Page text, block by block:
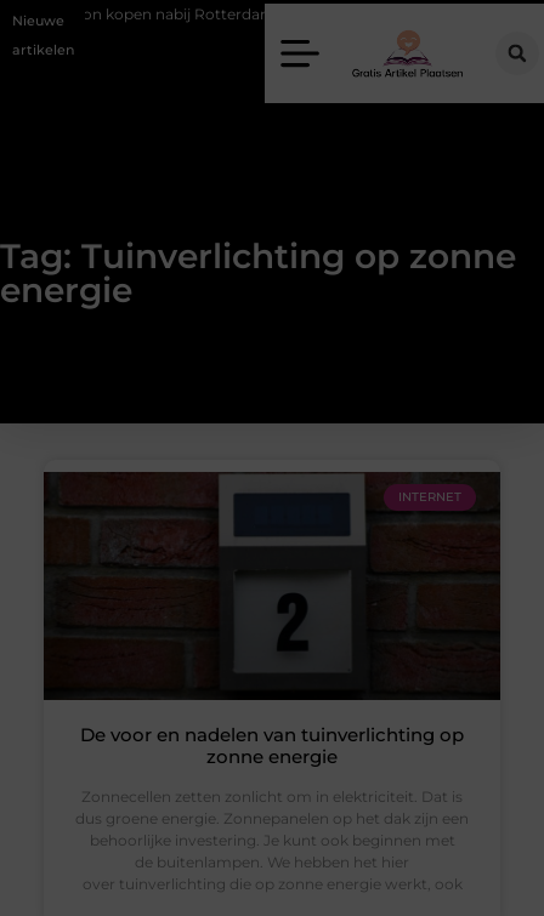
Nieuwe
artikelen
Occasion kopen nabij Rotterdam zonder financiële verrassingen
Tag: Tuinverlichting op zonne
energie
INTERNET
De voor en nadelen van tuinverlichting op
zonne energie
Zonnecellen zetten zonlicht om in elektriciteit. Dat is
dus groene energie. Zonnepanelen op het dak zijn een
behoorlijke investering. Je kunt ook beginnen met
de buitenlampen. We hebben het hier
over tuinverlichting die op zonne energie werkt, ook